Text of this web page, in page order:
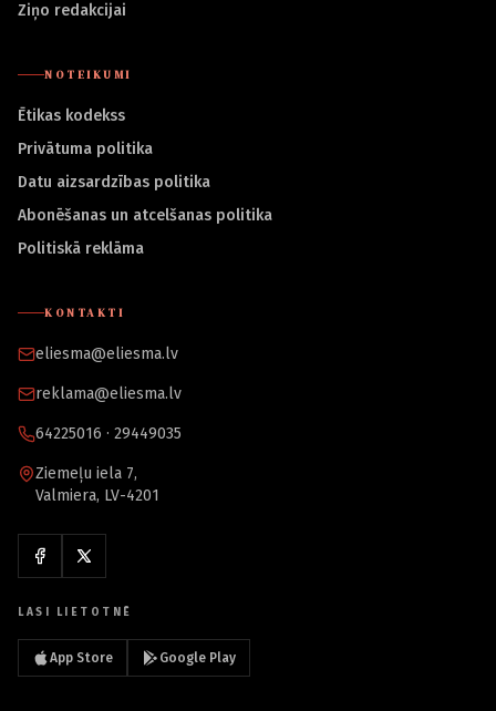
Ziņo redakcijai
NOTEIKUMI
Ētikas kodekss
Privātuma politika
Datu aizsardzības politika
Abonēšanas un atcelšanas politika
Politiskā reklāma
KONTAKTI
eliesma@eliesma.lv
reklama@eliesma.lv
64225016 · 29449035
Ziemeļu iela 7,
Valmiera, LV-4201
LASI LIETOTNĒ
App Store Google Play